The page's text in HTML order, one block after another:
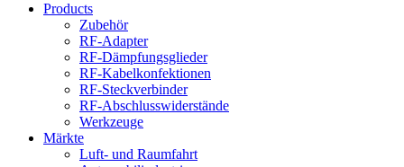
Products
Zubehör
RF-Adapter
RF-Dämpfungsglieder
RF-Kabelkonfektionen
RF-Steckverbinder
RF-Abschlusswiderstände
Werkzeuge
Märkte
Luft- und Raumfahrt